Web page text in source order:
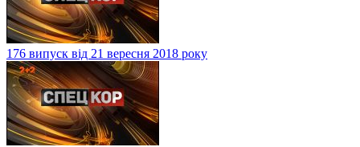
176 випуск від 21 вересня 2018 року